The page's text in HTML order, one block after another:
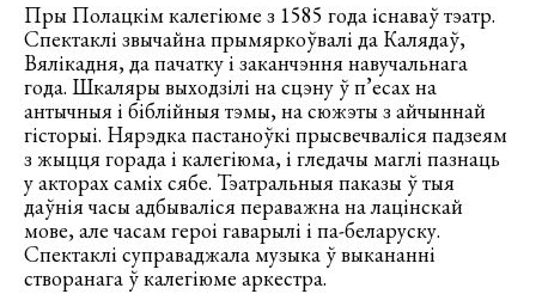
Пры Полацкім калегіюме з 1585 года існаваў тэатр.
Спектаклі звычайна прымяркоўвалі да Калядаў,
Вялікадня, да пачатку і заканчэння навучальнага
года. Шкаляры выходзілі на сцэну ў п’есах на
антычныя і біблійныя тэмы, на сюжэты з айчыннай
гісторыі. Нярэдка пастаноўкі прысвечваліся падзеям
з жыцця горада і калегіюма, і гледачы маглі пазнаць
у акторах саміх сябе. Тэатральныя паказы ў тыя
даўнія часы адбываліся пераважна на лацінскай
мове, але часам героі гаварылі і па-беларуску.
Спектаклі суправаджала музыка ў выкананні
створанага ў калегіюме аркестра.